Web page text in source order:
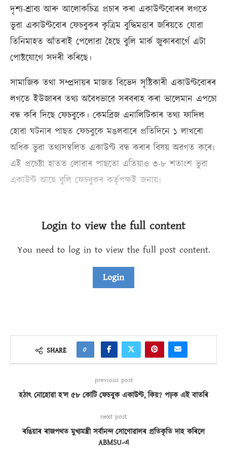
দৃশ্য-শ্ৰাব্য আৰু আলোকচিত্ৰ প্ৰচাৰ কৰা একাউণ্টবোৰৰ লগতে
ভুৱা একাউণ্টবোৰ ফেচবুকৰ কৃত্ৰিম বুদ্ধিমত্তাৰ জৰিয়তে যোৱা
তিনিমাহত আঁতৰাই পেলোৱা হৈছে বুলি মাৰ্ক জুকাৰবাৰ্গে এটা
পোষ্টযোগে সদৰী কৰিছে।
সামাজিক তথা সম্প্ৰদায়ৰ মাজত বিভেদ সৃষ্টিকাৰী একাউণ্টবোৰৰ
লগতে ইউজাৰৰ তথ্য অবৈধভাৱে সৰবৰাহ কৰা ভালেমান এপচো
বন্ধ কৰি দিছে ফেচবুকে। কেমব্ৰিজ এনালিটিকাৰ তথ্য ফাদিল
হোৱা ঘটনাৰ পাছত ফেচবুকে মঙলবাৰে প্ৰতিদিনে ১ লাখৰো
অধিক ভুৱা তথ্যসম্বলিত একাউণ্ট বন্ধ কৰাৰ বিষয় অৱগত কৰে৷
এই প্ৰচেষ্টা হাতত লোৱাৰ পাছতো এতিয়াও ৩-৮ শতাংশ ভুৱা
একাউন্ট আছে বুলি ফেচবুকৰ কৰ্তৃপক্ষই জনায়৷
Login to view the full content
You need to log in to view the full post content.
Login
SHARE 0
previous post
হঠাৎ নোহোৱা হ’ল ৫৮ কোটি ফেচবুক একাউণ্ট, কিয়? পঢ়ক এই বাতৰি
next post
ৰঙিয়াৰ ৰাজপথত মুখ্যমন্ত্ৰী সৰ্বানন্দ সোণোৱালৰ প্ৰতিকৃতি দাহ কৰিলে
ABMSU-এ